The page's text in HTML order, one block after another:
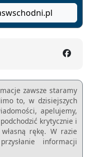
zawsze staramy
to, w dzisiejszych
apelujemy,
krytycznie i
rękę. W razie
informacji